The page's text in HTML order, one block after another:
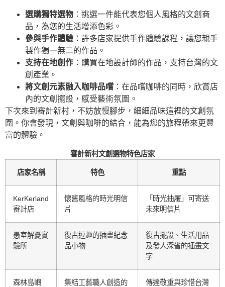
選購獨特選物 ：挑選一件能代表您個人風格的文創商
品，為您的生活增添色彩。
參與手作體驗 ：許多店家提供手作體驗課程，讓您親手
製作獨一無二的作品。
支持在地創作 ：購買在地設計師的作品，支持台灣的文
創產業。
將文創元素融入咖啡品嚐 ：在品嚐咖啡的同時，欣賞店
內的文創擺設，感受藝術氛圍。
下次來到審計新村，不妨放慢腳步，細細品味這裡的文創氛
圍。你會發現，文創與咖啡的結合，能為您的旅程帶來更豐
富的體驗。
審計新村文創選物特色店家
店家名稱 特色 重點
KerKerland
審計店
懷舊風格的時光明信
片
「時光抽屜」可寄送
未來明信片
愚室解憂實
驗所
復古逗趣的插畫紀念
品小物
復古擺設、生活用品
及發人深省的插畫文
字
森林島嶼
集結工藝職人創造的
傳達敬重與珍惜台灣